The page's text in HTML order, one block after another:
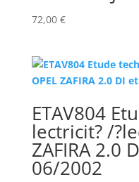
72,00 €
ETAV804
lectricit? /
ZAFIRA 2.0
06/2002